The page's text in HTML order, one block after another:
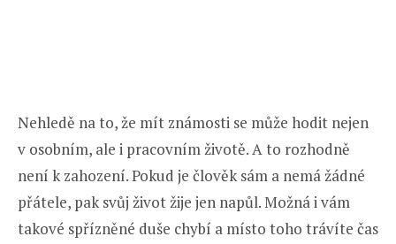
Nehledě na to, že mít známosti se může hodit nejen
v osobním, ale i pracovním životě. A to rozhodně
není k zahození. Pokud je člověk sám a nemá žádné
přátele, pak svůj život žije jen napůl. Možná i vám
takové spřízněné duše chybí a místo toho trávíte čas